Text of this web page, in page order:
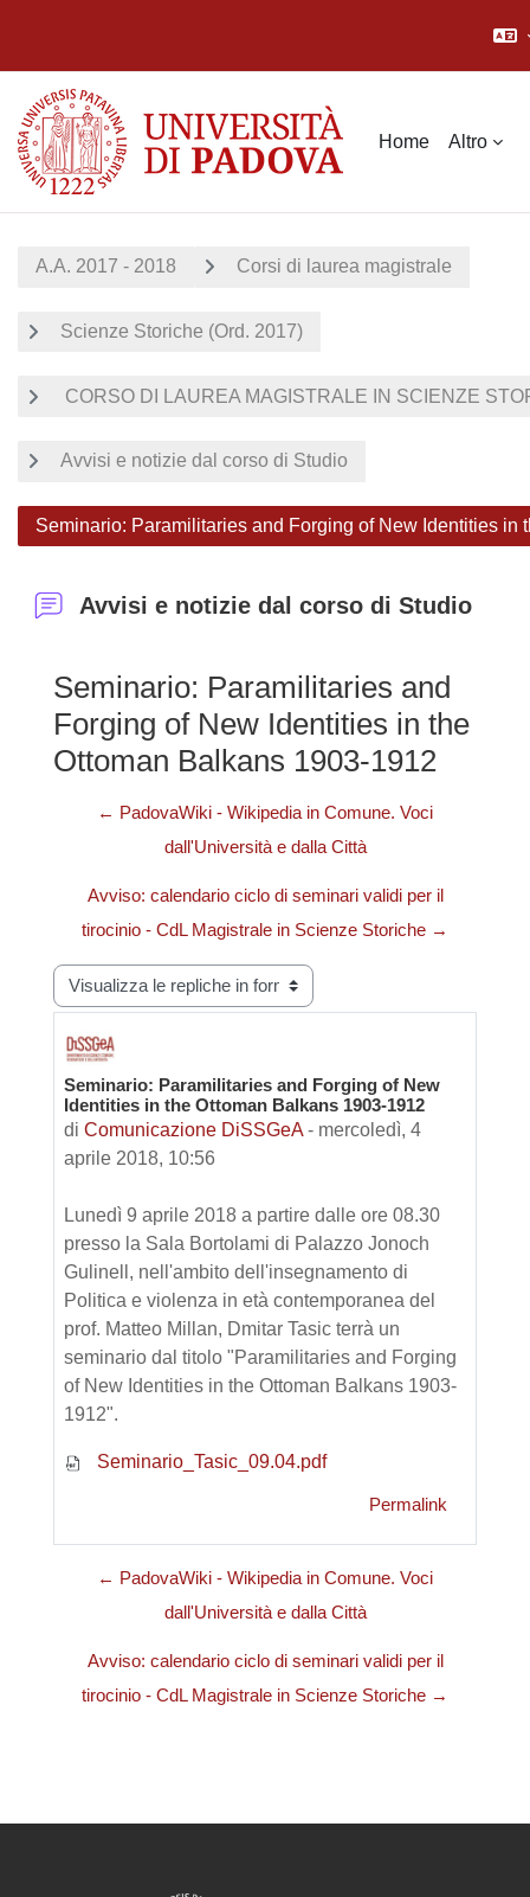
Home Altro
A.A. 2017 - 2018 Corsi di laurea magistrale
Scienze Storiche (Ord. 2017)
CORSO DI LAUREA MAGISTRALE IN SCIENZE
Avvisi e notizie dal corso di Studio
Seminario: Paramilitaries and Forging of New Identities in
Avvisi e notizie dal corso di Studio
Seminario: Paramilitaries and
Forging of New Identities in the
Ottoman Balkans 1903-1912
← PadovaWiki - Wikipedia in Comune. Voci
dall'Università e dalla Città
Avviso: calendario ciclo di seminari validi per il
tirocinio - CdL Magistrale in Scienze Storiche →
Modalità visualizzazione
Seminario: Paramilitaries and Forging of New
Identities in the Ottoman Balkans 1903-1912
di Comunicazione DiSSGeA - mercoledì, 4
aprile 2018, 10:56
Numero di risposte: 0
Lunedì 9 aprile 2018 a partire dalle ore 08.30
presso la Sala Bortolami di Palazzo Jonoch
Gulinell, nell'ambito dell'insegnamento di
Politica e violenza in età contemporanea del
prof. Matteo Millan, Dmitar Tasic terrà un
seminario dal titolo "Paramilitaries and Forging
of New Identities in the Ottoman Balkans 1903-
1912".
Seminario_Tasic_09.04.pdf
Permalink
← PadovaWiki - Wikipedia in Comune. Voci
dall'Università e dalla Città
Avviso: calendario ciclo di seminari validi per il
tirocinio - CdL Magistrale in Scienze Storiche →